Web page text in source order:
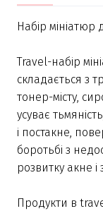
Набір мініатюр
Travel-набір
складається з
тонер-місту,
усуває
і постакне,
боротьбі з
розвитку акне
Продукти в